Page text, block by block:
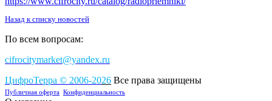
Назад к списку новостей
По всем вопросам:
cifrocitymarket@yandex.ru
ЦифроТерра © 2006-2026 Все права защищены
Публичная оферта Конфиденциальность